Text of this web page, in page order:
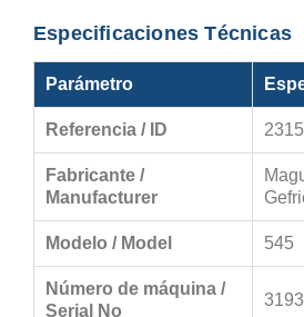
Especificaciones Técnicas
Parámetro
Referencia / ID 2315
Fabricante /
Manufacturer
Modelo / Model 545
Número de máquina /
Serial No
3193